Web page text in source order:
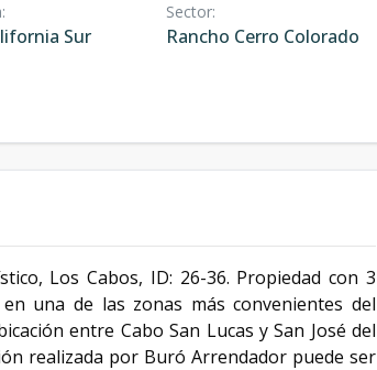
:
Sur
Sector:
Rancho Cerro Colorado
Los Cabos, ID: 26-36. Propiedad con 3
una de las zonas más convenientes del
entre Cabo San Lucas y San José del
realizada por Buró Arrendador puede ser